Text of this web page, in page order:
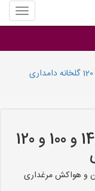
منوی
سایت
آلات
پروفایل جت فن هواکش هوا کش 140 و 100 و 120 گلخانه دامداری
جت فن هواکش هوا کش 140 و 100 و 120
و هواکش مرغداری